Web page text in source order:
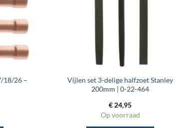
18/26 –
Vijlen set 3-delige halfzoet Stanley
200mm | 0-22-464
€ 24,95
Op voorraad